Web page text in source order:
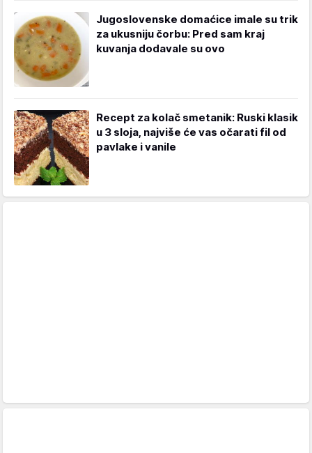
Jugoslovenske domaćice imale su trik
za ukusniju čorbu: Pred sam kraj
kuvanja dodavale su ovo
Recept za kolač smetanik: Ruski klasik
u 3 sloja, najviše će vas očarati fil od
pavlake i vanile